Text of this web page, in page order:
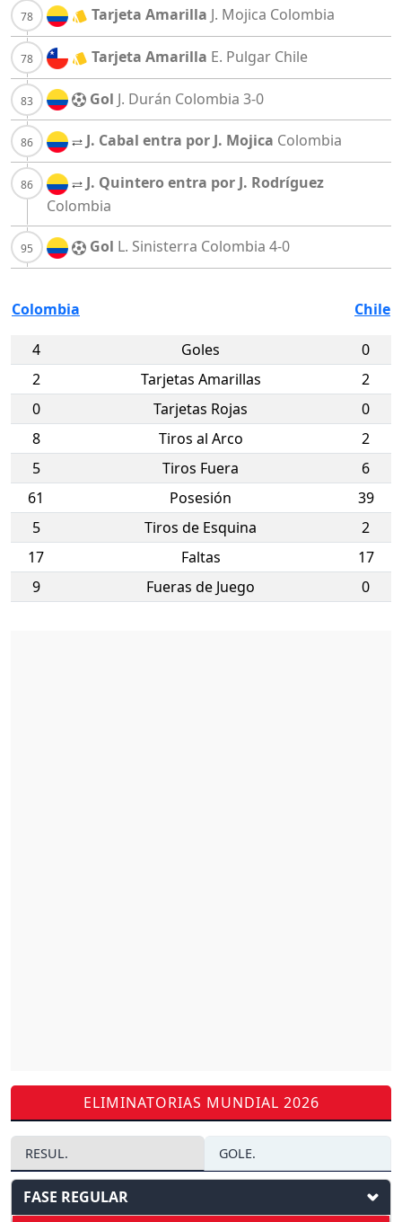
Tarjeta Amarilla J. Mojica Colombia
Tarjeta Amarilla E. Pulgar Chile
Gol J. Durán Colombia 3-0
J. Cabal entra por J. Mojica Colombia
J. Quintero entra por J. Rodríguez
Colombia
Gol L. Sinisterra Colombia 4-0
Colombia Chile
4 Goles
0
2
Tarjetas Amarillas
2
0
Tarjetas Rojas
0
8
Tiros al Arco
2
5
Tiros Fuera
6
61
Posesión
39
5
Tiros de Esquina
2
17
Faltas
17
9
Fueras de Juego 0
ELIMINATORIAS MUNDIAL 2026
RESUL. GOLE.
FASE REGULAR